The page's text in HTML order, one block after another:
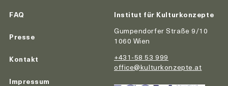
FAQ
Presse
Kontakt
Impressum
Institut für Kulturkonzepte
Gumpendorfer Straße 9/10
1060 Wien
+431-58 53 999
office@kulturkonzepte.at